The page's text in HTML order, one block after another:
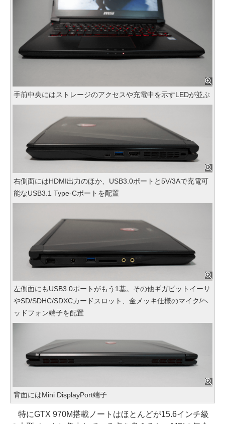
手前中央にはストレージのアクセスや充電中を示すLEDが並ぶ
右側面にはHDMI出力のほか、USB3.0ポートと5V/3Aで充電可
能なUSB3.1 Type-Cポートを配置
左側面にもUSB3.0ポートがもう1基。その他ギガビットイーサ
やSD/SDHC/SDXCカードスロット、金メッキ仕様のマイク/ヘ
ッドフォン端子を配置
背面にはMini DisplayPort端子
特にGTX 970M搭載ノートはほとんどが15.6インチ級